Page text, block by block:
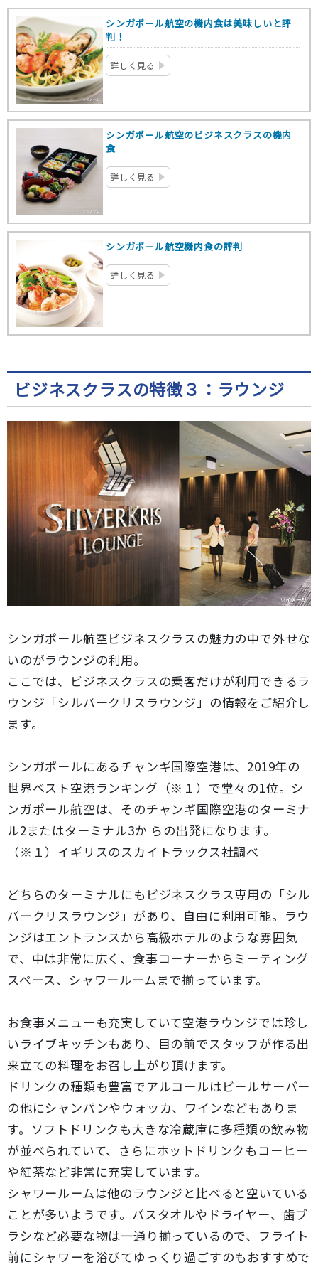
シンガポール航空の機内食は美味しいと評
判！
詳しく見る
シンガポール航空のビジネスクラスの機内
食
詳しく見る
シンガポール航空機内食の評判
詳しく見る
ビジネスクラスの特徴３：ラウンジ
シンガポール航空ビジネスクラスの魅力の中で外せな
いのがラウンジの利用。
ここでは、ビジネスクラスの乗客だけが利用できるラ
ウンジ「シルバークリスラウンジ」の情報をご紹介し
ます。
シンガポールにあるチャンギ国際空港は、2019年の
世界ベスト空港ランキング （※１） で堂々の1位。シ
ンガポール航空は、そのチャンギ国際空港のターミナ
ル2またはターミナル3か らの出発になります。
（※１）イギリスのスカイトラックス社調べ
どちらのターミナルにもビジネスクラス専用の「シル
バークリスラウンジ」があり、自由に利用可能。ラウ
ンジはエントランスから高級ホテルのような雰囲気
で、中は非常に広く、食事コーナーからミーティング
スペース、シャワールームまで揃っています。
お食事メニューも充実していて空港ラウンジでは珍し
いライブキッチンもあり、目の前でスタッフが作る出
来立ての料理をお召し上がり頂けます。
ドリンクの種類も豊富でアルコールはビールサーバー
の他にシャンパンやウォッカ、ワインなどもありま
す。ソフトドリンクも大きな冷蔵庫に多種類の飲み物
が並べられていて、さらにホットドリンクもコーヒー
や紅茶など非常に充実しています。
シャワールームは他のラウンジと比べると空いている
ことが多いようです。バスタオルやドライヤー、歯ブ
ラシなど必要な物は一通り揃っているので、フライト
前にシャワーを浴びてゆっくり過ごすのもおすすめで